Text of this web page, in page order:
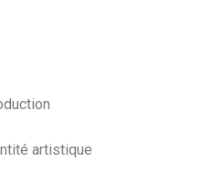
artistique